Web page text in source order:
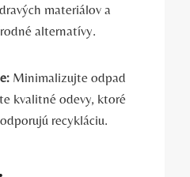
materiálov a
alternatívy.
Minimalizujte odpad
kvalitné odevy, ktoré
recykláciu.